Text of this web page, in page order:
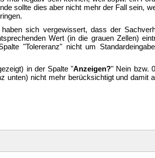
sollte dies aber nicht mehr der Fall sein,
sich vergewissert, dass der
Wert (in die grauen Zellen)
"Tolereranz" nicht um
in der Spalte "Anzeigen?" Nein bzw.
unten) nicht mehr berücksichtigt und